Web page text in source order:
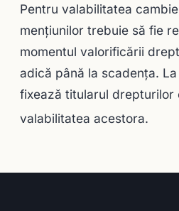
Pentru valabilitatea
menţiunilor trebuie să fie
momentul valorificării
adică până la scadenţa.
fixează titularul drepturilor
valabilitatea acestora.